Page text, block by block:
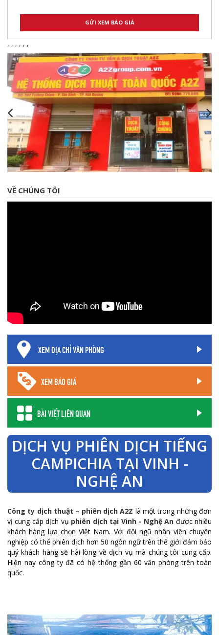
, , , , , ,
VỀ CHÚNG TÔI
XEM ĐỊA CHỈ VĂN PHÒNG
XEM BÁO GIÁ
BÀI VIẾT LIÊN QUAN
DỊCH VỤ PHIÊN DỊCH TIẾNG
CAMPICHIA TẠI VINH -
NGHỆ AN
Công ty dịch thuật – phiên dịch A2Z là một trong những đơn
vị cung cấp dịch vụ phiên dịch tại Vinh - Nghệ An được nhiều
khách hàng lựa chọn Việt Nam. Với đội ngũ nhân viên chuyên
nghiệp có thể phiên dịch hơn 50 ngôn ngữ trên thế giới đảm bảo
quý khách hàng sẽ hài lòng về dịch vụ mà chúng tôi cung cấp.
Hiện nay công ty đã có hệ thống gần 60 văn phòng trên toàn
quốc.